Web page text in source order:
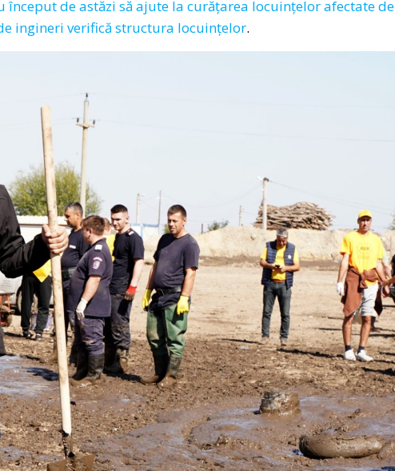
de astăzi să ajute la curățarea locuințelor afectate de
ingineri verifică structura locuințelor.